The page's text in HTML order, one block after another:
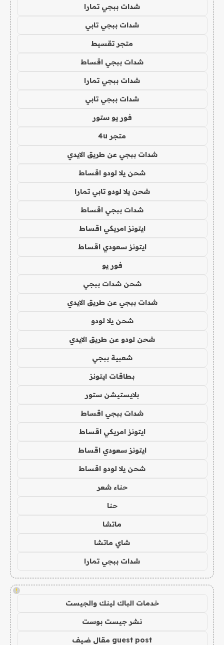
شدات ببجي تمارا
شدات ببجي تابي
متجر تقسيط
شدات ببجي اقساط
شدات ببجي تمارا
شدات ببجي تابي
فور يو ستور
متجر 4u
شدات ببجي عن طريق الايدي
شحن يلا لودو اقساط
شحن يلا لودو تابي تمارا
شدات ببجي اقساط
ايتونز امريكي اقساط
ايتونز سعودي اقساط
فور يو
شحن شدات ببجي
شدات ببجي عن طريق الايدي
شحن يلا لودو
شحن لودو عن طريق الايدي
شعبية ببجي
بطاقات ايتونز
بلايستيشن ستور
شدات ببجي اقساط
ايتونز امريكي اقساط
ايتونز سعودي اقساط
شحن يلا لودو اقساط
حناء شعر
حنا
ماتشا
شاي ماتشا
شدات ببجي تمارا
!
خدمات الباك لينك والجيست
نشر جيست بوست
guest post مقال ضيف